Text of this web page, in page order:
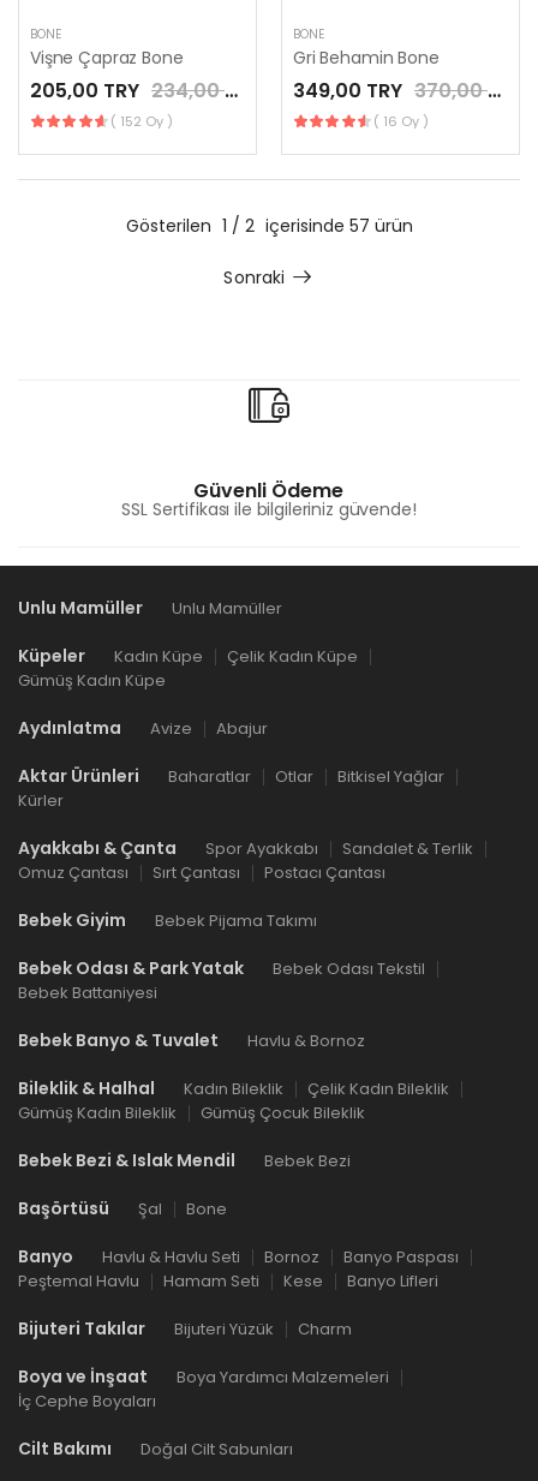
BONE
Vişne Çapraz Bone
205,00 TRY 234,00 TRY
( 152 Oy )
BONE
Gri Behamin Bone
349,00 TRY 370,00 TRY
( 16 Oy )
Gösterilen 1 / 2 içerisinde 57 ürün
Sonraki
Güvenli Ödeme
SSL Sertifikası ile bilgileriniz güvende!
Unlu Mamüller Unlu Mamüller
Küpeler Kadın Küpe
Çelik Kadın Küpe
Gümüş Kadın Küpe
Aydınlatma Avize Abajur
Aktar Ürünleri Baharatlar Otlar
Bitkisel Yağlar
Kürler
Ayakkabı & Çanta Spor Ayakkabı
Sandalet & Terlik
Omuz Çantası
Sırt Çantası Postacı Çantası
Bebek Giyim Bebek Pijama Takımı
Bebek Odası & Park Yatak
Bebek Odası Tekstil
Bebek Battaniyesi
Bebek Banyo & Tuvalet Havlu & Bornoz
Bileklik & Halhal Kadın Bileklik
Çelik Kadın Bileklik
Gümüş Kadın Bileklik
Gümüş Çocuk Bileklik
Bebek Bezi & Islak Mendil Bebek Bezi
Başörtüsü Şal Bone
Banyo Havlu & Havlu Seti Bornoz
Banyo Paspası
Peştemal Havlu
Hamam Seti Kese Banyo Lifleri
Bijuteri Takılar Bijuteri Yüzük Charm
Boya ve İnşaat
Boya Yardımcı Malzemeleri
İç Cephe Boyaları
Cilt Bakımı Doğal Cilt Sabunları